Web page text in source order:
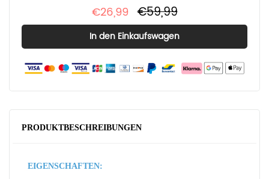
€26,99 €59,99
PRODUKTBESCHREIBUNGEN
EIGENSCHAFTEN: